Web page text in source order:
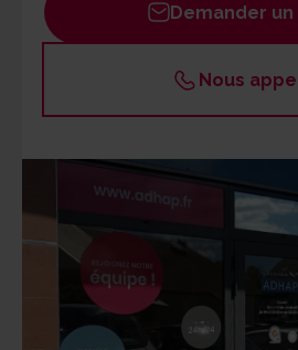
Mercredi
09h
Jeudi
09h
09h
Un responsable ADHAP est
bénéficiaires 24h/24 en cas
Demander un
Nous